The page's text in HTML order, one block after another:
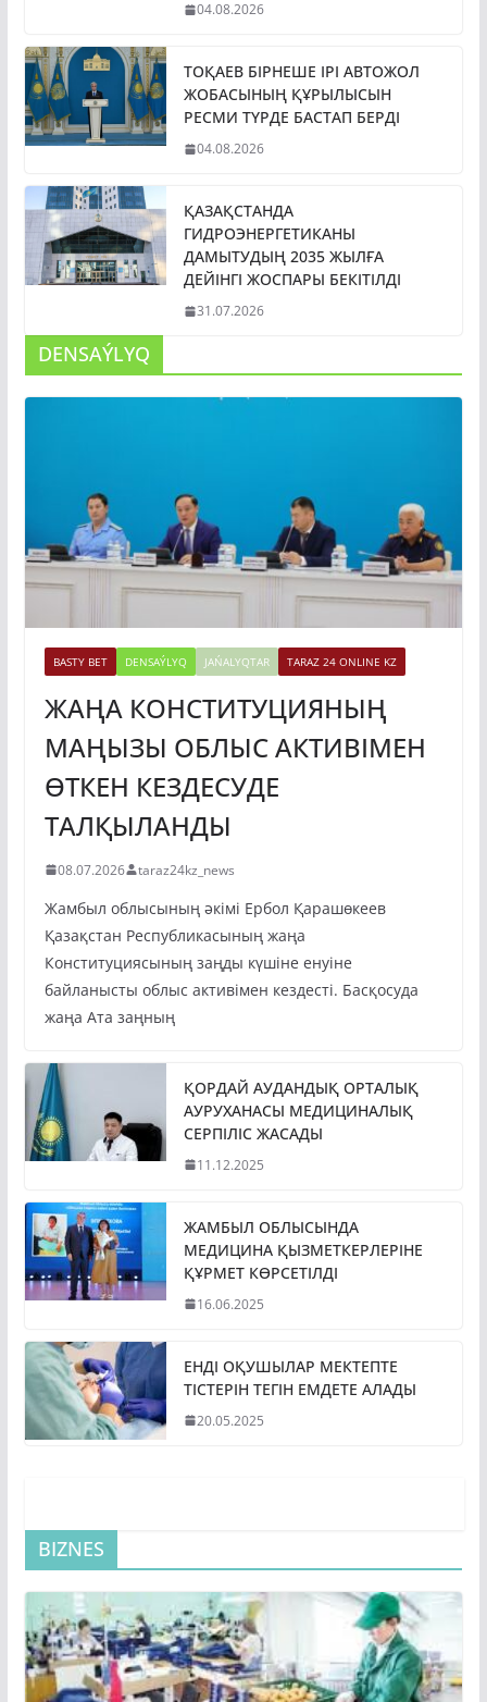
04.08.2026
ТОҚАЕВ БІРНЕШЕ ІРІ АВТОЖОЛ
ЖОБАСЫНЫҢ ҚҰРЫЛЫСЫН
РЕСМИ ТҮРДЕ БАСТАП БЕРДІ
04.08.2026
ҚАЗАҚСТАНДА
ГИДРОЭНЕРГЕТИКАНЫ
ДАМЫТУДЫҢ 2035 ЖЫЛҒА
ДЕЙІНГІ ЖОСПАРЫ БЕКІТІЛДІ
31.07.2026
DENSAÝLYQ
BASTY BET DENSAÝLYQ JAŃALYQTAR TARAZ 24 ONLINE KZ
ЖАҢА КОНСТИТУЦИЯНЫҢ
МАҢЫЗЫ ОБЛЫС АКТИВІМЕН
ӨТКЕН КЕЗДЕСУДЕ
ТАЛҚЫЛАНДЫ
08.07.2026 taraz24kz_news
Жамбыл облысының әкімі Ербол Қарашөкеев
Қазақстан Республикасының жаңа
Конституциясының заңды күшіне енуіне
байланысты облыс активімен кездесті. Басқосуда
жаңа Ата заңның
ҚОРДАЙ АУДАНДЫҚ ОРТАЛЫҚ
АУРУХАНАСЫ МЕДИЦИНАЛЫҚ
СЕРПІЛІС ЖАСАДЫ
11.12.2025
ЖАМБЫЛ ОБЛЫСЫНДА
МЕДИЦИНА ҚЫЗМЕТКЕРЛЕРІНЕ
ҚҰРМЕТ КӨРСЕТІЛДІ
16.06.2025
ЕНДІ ОҚУШЫЛАР МЕКТЕПТЕ
ТІСТЕРІН ТЕГІН ЕМДЕТЕ АЛАДЫ
20.05.2025
BIZNES